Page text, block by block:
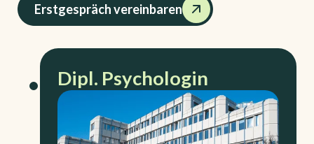
Erstgespräch vereinbaren
Dipl. Psychologin